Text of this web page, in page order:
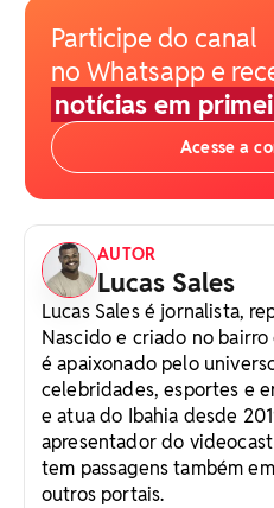
Participe do canal
no Whatsapp e
notícias em
Acesse a
AUTOR
Lucas Sales
Lucas Sales é jornalista,
Nascido e criado no
é apaixonado pelo
celebridades, esportes e
e atua do Ibahia desde
apresentador do
tem passagens também
outros portais.